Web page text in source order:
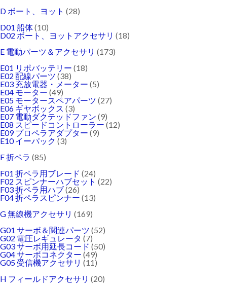
D ボート、ヨット (28)
D01 船体 (10)
D02 ボート、ヨットアクセサリ (18)
E 電動パーツ＆アクセサリ (173)
E01 リポバッテリー (18)
E02 配線パーツ (38)
E03 充放電器・メーター (5)
E04 モーター (49)
E05 モータースペアパーツ (27)
E06 ギヤボックス (3)
E07 電動ダクテッドファン (9)
E08 スピードコントローラー (12)
E09 プロペラアダプター (9)
E10 イーパック (3)
F 折ペラ (85)
F01 折ペラ用ブレード (24)
F02 スピンナーハブセット (22)
F03 折ペラ用ハブ(26)
F04 折ペラスピンナー (13)
G 無線機アクセサリ (169)
G01 サーボ＆関連パーツ (52)
G02 電圧レギュレータ (7)
G03 サーボ用延長コード (50)
G04 サーボコネクター (49)
G05 受信機アクセサリ (11)
H フィールドアクセサリ (20)